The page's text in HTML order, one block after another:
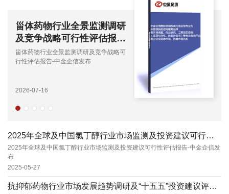
2026年中国破伤风被动免
疫制剂行业规模全景分析及
预测（含企业市场份额及竞
争格局分析）
2026年中国破伤风被动免疫制剂行业规
模全景分析及预测（含企业市场份额及竞
2026-03-05
2025年全球及中国氯丁醇行业市场监测及投资建议可行性评估报告-中金企信发布
2025年全球及中国氯丁醇行业市场监测及投资建议可行性评估报告-中金企信发
布
2025-05-27
抗抑郁药物行业市场发展趋势调研及“十五五”投资建议评估预测报告（2025版）